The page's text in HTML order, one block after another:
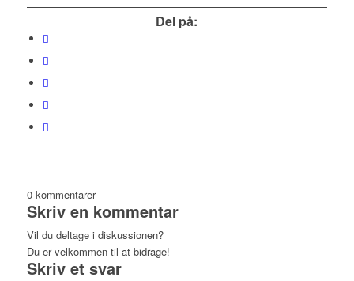
Del på:
0 kommentarer
Skriv en kommentar
Vil du deltage i diskussionen?
Du er velkommen til at bidrage!
Skriv et svar